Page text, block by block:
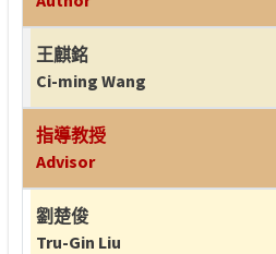
王麒銘
Ci-ming Wang
指導教授
Advisor
劉楚俊
Tru-Gin Liu